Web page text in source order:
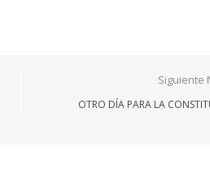
Siguiente
OTRO DÍA PARA LA